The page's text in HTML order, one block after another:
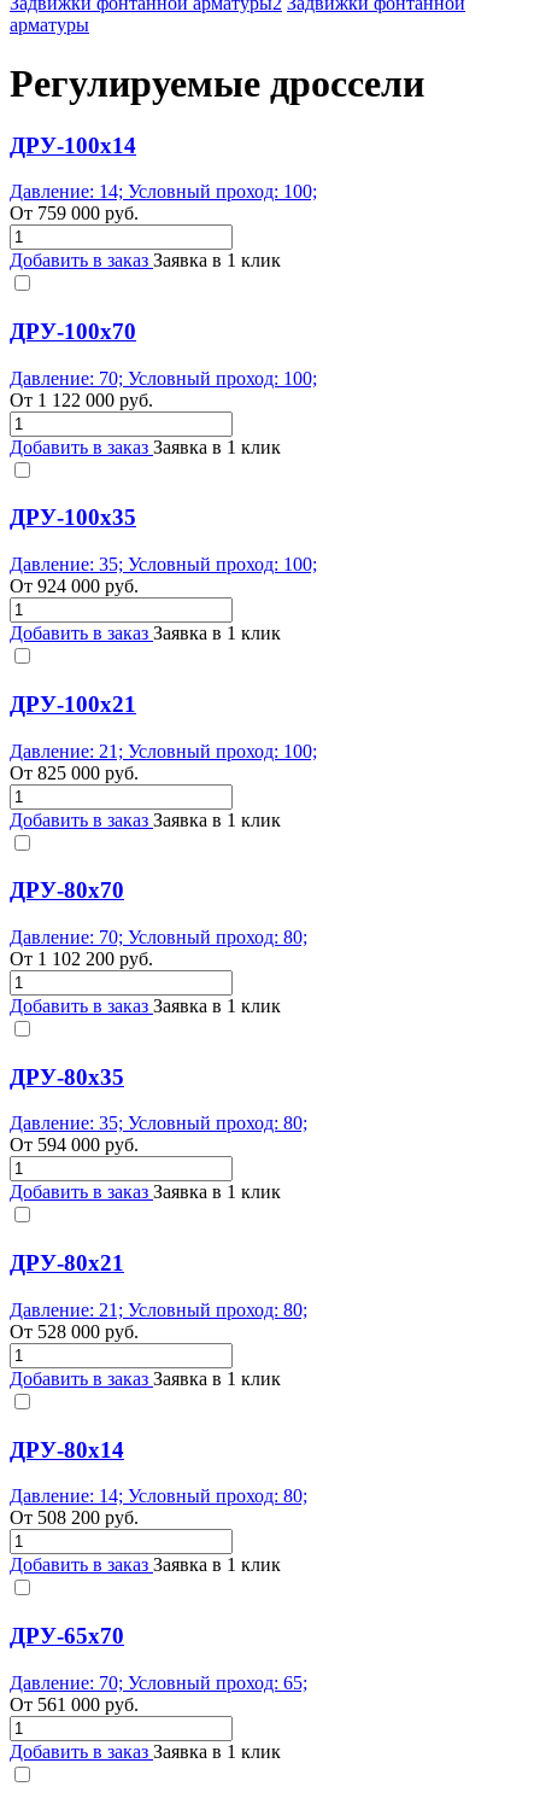
арматуры
Регулируемые дроссели
ДРУ-100х14
Давление: 14; Условный проход: 100;
От 759 000 руб.
Добавить в заказ Заявка в 1 клик
ДРУ-100х70
Давление: 70; Условный проход: 100;
От 1 122 000 руб.
Добавить в заказ Заявка в 1 клик
ДРУ-100х35
Давление: 35; Условный проход: 100;
От 924 000 руб.
Добавить в заказ Заявка в 1 клик
ДРУ-100х21
Давление: 21; Условный проход: 100;
От 825 000 руб.
Добавить в заказ Заявка в 1 клик
ДРУ-80х70
Давление: 70; Условный проход: 80;
От 1 102 200 руб.
Добавить в заказ Заявка в 1 клик
ДРУ-80х35
Давление: 35; Условный проход: 80;
От 594 000 руб.
Добавить в заказ Заявка в 1 клик
ДРУ-80х21
Давление: 21; Условный проход: 80;
От 528 000 руб.
Добавить в заказ Заявка в 1 клик
ДРУ-80х14
Давление: 14; Условный проход: 80;
От 508 200 руб.
Добавить в заказ Заявка в 1 клик
ДРУ-65х70
Давление: 70; Условный проход: 65;
От 561 000 руб.
Добавить в заказ Заявка в 1 клик